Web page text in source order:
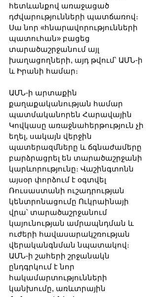
հետևանքով առաջացած
դժվարությունների պատճառով։
Սա նոր «հնարավորությունների
պատուհան» բացեց
տարածաշրջանում այլ
խաղացողների, այդ թվում՝ ԱՄՆ-ի
և Իրանի համար։
ԱՄՆ-ի արտաքին
քաղաքականության համար
պատմականորեն Հարավային
Կովկասը առաջնահերթություն չի
եղել, սակայն վերջին
պատերազմները և ճգնաժամերը
բարձրացրել են տարածաշրջանի
կարևորությունը։ Վաշինգտոնն
այսօր փորձում է օգտվել
Ռուսաստանի ուշադրության
կենտրոնացումը Ուկրաինայի
վրա՝ տարածաշրջանում
կայունության ամրապնդման և
ուժերի հավասարակշռության
վերականգնման նպատակով։
ԱՄՆ-ի շահերի շրջանակն
ընդգրկում է նոր
հակամարտությունների
կանխումը, առևտրային